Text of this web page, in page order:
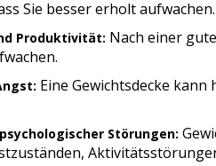
Sie besser erholt aufwachen.
Produktivität: Nach einer
Eine Gewichtsdecke
Störungen: